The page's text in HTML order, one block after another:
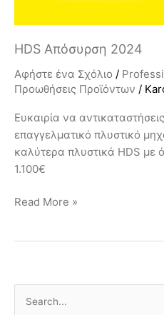
HDS Απόσυρση 2024
Αφήστε ένα Σχόλιο /
Προωθήσεις Προϊόντων /
Ευκαιρία να
επαγγελματικό πλυστικό
καλύτερα πλυστικά HDS
1.100€
Read More »